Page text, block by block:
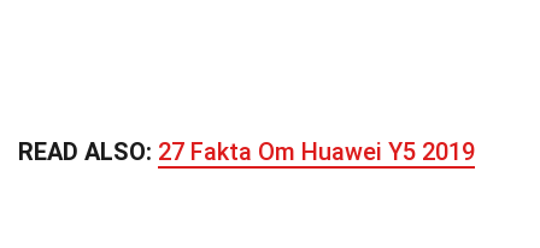
READ ALSO: 27 Fakta Om Huawei Y5 2019